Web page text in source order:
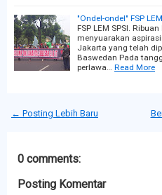
"Ondel-ondel" FSP
FSP LEM SPSI.
menyuarakan
Jakarta yang telah
Baswedan Pada
perlawa… Read More
← Posting Lebih Baru
0 comments:
Posting Komentar